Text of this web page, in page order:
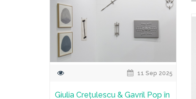
11 Sep 2025
Giulia Crețulescu & Gavril Pop în